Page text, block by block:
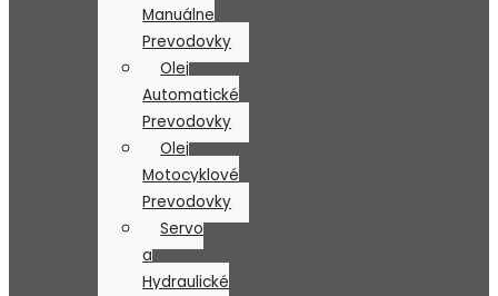
Manuálne
Prevodovky
Olej
Automatické
Prevodovky
Olej
Motocyklové
Prevodovky
Servo
a
Hydraulické